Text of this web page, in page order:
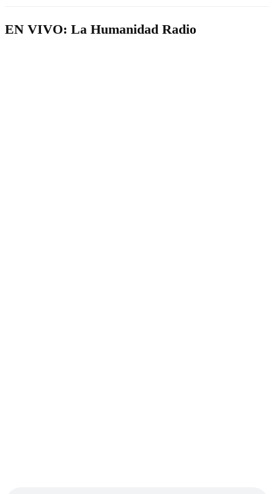
EN VIVO: La Humanidad Radio